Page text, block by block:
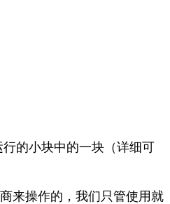
的小块中的一块（详细可
来操作的，我们只管使用就